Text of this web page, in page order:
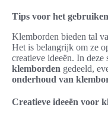
Tips voor het
Klemborden bieden tal
Het is belangrijk om ze
creatieve ideeën. In
klemborden gedeeld,
onderhoud van
Creatieve ideeën voor